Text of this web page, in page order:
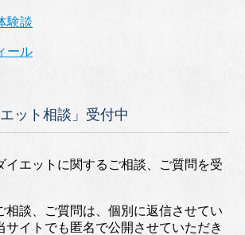
験談
ール
エット相談」受付中
イエットに関するご相談、ご質問を受
相談、ご質問は、個別に返信させてい
サイトでも匿名で公開させていただき